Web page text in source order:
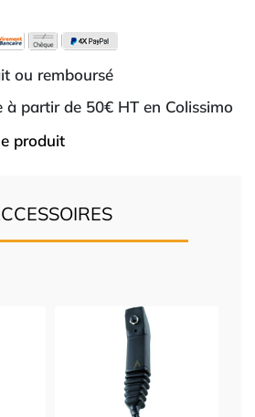
ou remboursé
à partir de 50€ HT en Colissimo
produit